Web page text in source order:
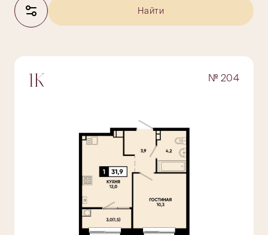
Найти
1К № 204